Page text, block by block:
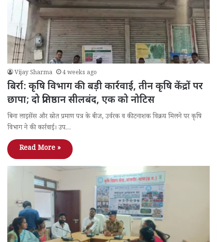
Vijay Sharma 4 weeks ago
बिर्रा: कृषि विभाग की बड़ी कार्रवाई, तीन कृषि केंद्रों पर
छापा; दो प्रतिष्ठान सीलबंद, एक को नोटिस
बिना लाइसेंस और स्रोत प्रमाण पत्र के बीज, उर्वरक व कीटनाशक विक्रय मिलने पर कृषि
विभाग ने की कार्रवाई। उप…
Read More »